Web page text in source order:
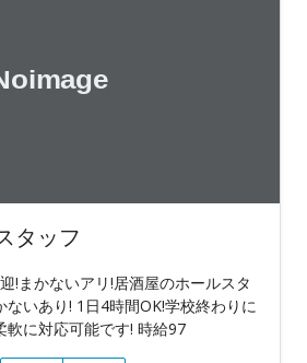
タッフ
!まかないアリ!居酒屋のホールスタ
いあり! 1日4時間OK!学校終わりに
軟に対応可能です! 時給97